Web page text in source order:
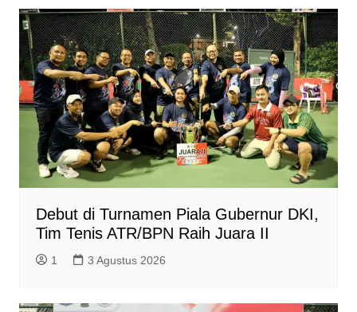
Debut di Turnamen Piala Gubernur DKI,
Tim Tenis ATR/BPN Raih Juara II
1 3 Agustus 2026